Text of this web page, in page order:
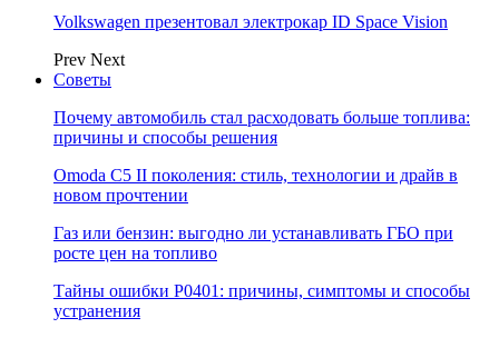
Volkswagen презентовал электрокар ID Space Vision
Prev Next
Советы
Почему автомобиль стал расходовать больше топлива:
причины и способы решения
Omoda C5 II поколения: стиль, технологии и драйв в
новом прочтении
Газ или бензин: выгодно ли устанавливать ГБО при
росте цен на топливо
Тайны ошибки P0401: причины, симптомы и способы
устранения